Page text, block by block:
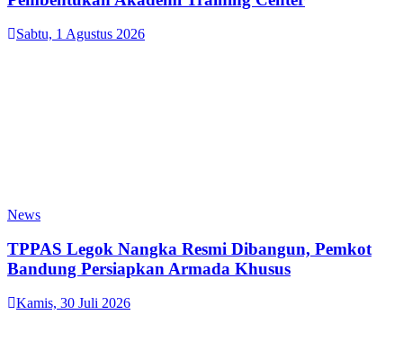
Sabtu, 1 Agustus 2026
News
TPPAS Legok Nangka Resmi Dibangun, Pemkot
Bandung Persiapkan Armada Khusus
Kamis, 30 Juli 2026